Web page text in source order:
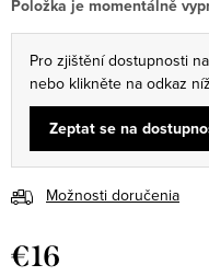
Položka je momentálně
Pro zjištění dostupnosti
nebo klikněte na odkaz
Zeptat se na
Možnosti doručenia
€16